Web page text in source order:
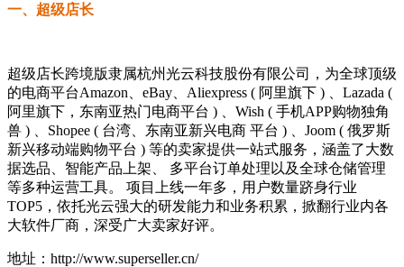
一、超级店长
超级店长跨境版隶属杭州光云科技股份有限公司，为全球顶级
的电商平台Amazon、eBay、Aliexpress ( 阿里旗下 ) 、Lazada (
阿里旗下，东南亚热门电商平台 ) 、Wish ( 手机APP购物独角
兽 ) 、Shopee ( 台湾、东南亚新兴电商 平台 ) 、Joom ( 俄罗斯
新兴移动端购物平台 ) 等的卖家提供一站式服务，涵盖了大数
据选品、智能产品上架、 多平台订单处理以及全球仓储管理
等多种运营工具。 项目上线一年多，用户数量跻身行业
TOP5，依托光云强大的研发能力和业务积累，掀翻行业内各
大软件厂商，深受广大卖家好评。
地址：http://www.superseller.cn/